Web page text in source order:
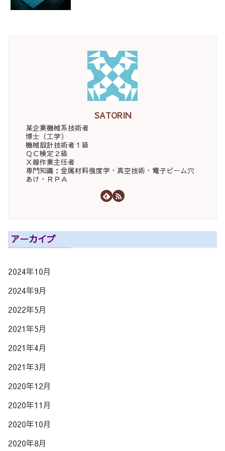
SATORIN
某企業機械系技術者
博士（工学）
機械設計技術者１級
ＱＣ検定２級
Ｘ線作業主任者
専門知識：金属材料強度学・真空技術・電子ビーム穴
あけ・ＲＰＡ
アーカイブ
2024年10月
2024年9月
2022年5月
2021年5月
2021年4月
2021年3月
2020年12月
2020年11月
2020年10月
2020年8月